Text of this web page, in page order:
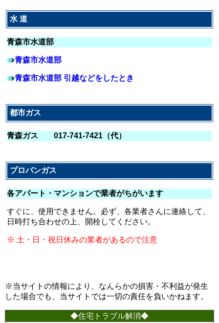
水 道
青森市水道部
青森市水道部
青森市水道部 引越などをしたとき
都市ガス
青森ガス 017-741-7421（代）
プロパンガス
各アパート・マンションで業者がちがいます
すぐに、使用できません。必ず、各業者さんに連絡して、
日時打ち合わせの上、開栓してください。
※ 土・日・祝日休みの業者があるので注意
※当サイトの情報により、なんらかの損害・不利益が発生
した場合でも、当サイトでは一切の責任を負いかねます。
◆住宅トラブル解消◆